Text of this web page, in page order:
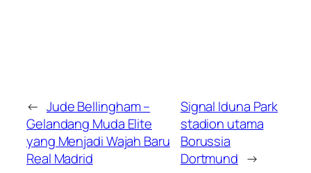
← Jude Bellingham –
Gelandang Muda Elite
yang Menjadi Wajah Baru
Real Madrid
Signal Iduna Park
stadion utama
Borussia
Dortmund →